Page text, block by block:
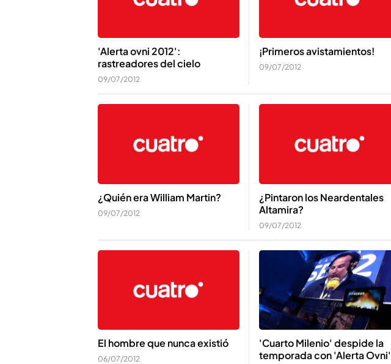
'Alerta ovni 2012':
rastreadores del cielo
09/07/2012
¡Primeros avistamientos!
09/07/2012
¿Quién era William Martin?
09/07/2012
¿Pintaron los Neardentales
Altamira?
09/07/2012
El hombre que nunca existió
06/07/2012
'Cuarto Milenio' despide la
temporada con 'Alerta Ovni'